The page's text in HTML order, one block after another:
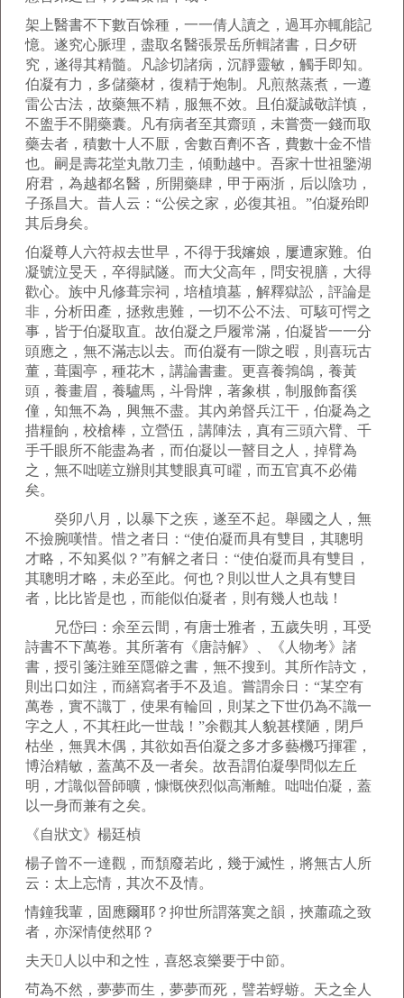
架上醫書不下數百馀種，一一倩人讀之，過耳亦輒能記
憶。遂究心脈理，盡取名醫張景岳所輯諸書，日夕研
究，遂得其精髓。凡診切諸病，沉靜靈敏，觸手即知。
伯凝有力，多儲藥材，復精于炮制。凡煎熬蒸煮，一遵
雷公古法，故藥無不精，服無不效。且伯凝誠敬詳慎，
不盥手不開藥囊。凡有病者至其齋頭，未嘗赍一錢而取
藥去者，積數十人不厭，舍數百劑不吝，費數十金不惜
也。嗣是壽花堂丸散刀圭，傾動越中。吾家十世祖鑒湖
府君，為越都名醫，所開藥肆，甲于兩浙，后以陰功，
子孫昌大。昔人云：“公侯之家，必復其祖。”伯凝殆即
其后身矣。
伯凝尊人六符叔去世早，不得于我嬸娘，屢遭家難。伯
凝號泣旻天，卒得賦隧。而大父高年，問安視膳，大得
歡心。族中凡修葺宗祠，培植墳墓，解釋獄訟，評論是
非，分析田產，拯救患難，一切不公不法、可駭可愕之
事，皆于伯凝取直。故伯凝之戶履常滿，伯凝皆一一分
頭應之，無不滿志以去。而伯凝有一隙之暇，則喜玩古
董，葺園亭，種花木，講論書畫。更喜養鵓鴿，養黃
頭，養畫眉，養驢馬，斗骨牌，著象棋，制服飾畜徯
僮，知無不為，興無不盡。其內弟督兵江干，伯凝為之
措糧餉，校槍棒，立營伍，講陣法，真有三頭六臂、千
手千眼所不能盡為者，而伯凝以一瞽目之人，掉臂為
之，無不咄嗟立辦則其雙眼真可矅，而五官真不必備
矣。
癸卯八月，以暴下之疾，遂至不起。舉國之人，無
不撿腕嘆惜。惜之者日：“使伯凝而具有雙目，其聰明
才略，不知奚似？”有解之者日：“使伯凝而具有雙目，
其聰明才略，未必至此。何也？則以世人之具有雙目
者，比比皆是也，而能似伯凝者，則有幾人也哉！
兄岱曰：余至云間，有唐士雅者，五歲失明，耳受
詩書不下萬卷。其所著有《唐詩解》、《人物考》諸
書，授引箋注雖至隱僻之書，無不搜到。其所作詩文，
則出口如注，而繕寫者手不及追。嘗謂余日：“某空有
萬卷，實不識丁，使果有輪回，則某之下世仍為不識一
字之人，不其枉此一世哉！”余觀其人貌甚樸陋，閉戶
枯坐，無異木偶，其欲如吾伯凝之多才多藝機巧揮霍，
博治精敏，蓋萬不及一者矣。故吾謂伯凝學問似左丘
明，才識似晉師曠，慷慨俠烈似高漸離。咄咄伯凝，蓋
以一身而兼有之矣。
《自狀文》楊廷楨
楊子曾不一達觀，而頹廢若此，幾于滅性，將無古人所
云：太上忘情，其次不及情。
情鐘我輩，固應爾耶？抑世所謂落寞之韻，挾蕭疏之致
者，亦深情使然耶？
夫天𢌿人以中和之性，喜怒哀樂要于中節。
茍為不然，夢夢而生，夢夢而死，譬若蜉蝣。天之全人